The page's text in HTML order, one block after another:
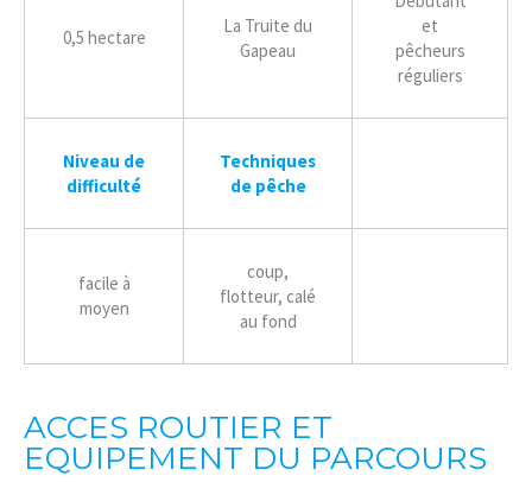
0,5 hectare
La Truite du
Gapeau
et
pêcheurs
réguliers
Niveau de
difficulté
Techniques
de pêche
facile à
moyen
coup,
flotteur, calé
au fond
ACCES ROUTIER ET
EQUIPEMENT DU PARCOURS